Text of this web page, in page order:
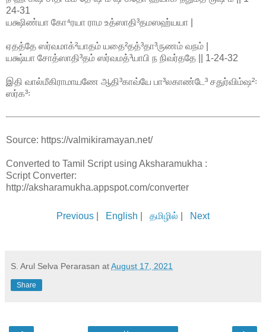
24-31
யக்ஷிண்யா கோ⁴ரயா ராம உத்ஸாதி³தமஸஹ்யயா |
ஏதத்தே ஸர்வமாக்²யாதம் யதை²தத்³தா³ருணம் வநம் |
யக்ஷ்யா சோத்ஸாதி³தம் ஸர்வமத்³யாபி ந நிவர்ததே || 1-24-32
இதி வால்மீகிராமாயணே ஆதி³காவ்யே பா³லகாண்டே³ சதுர்விம்ஷ²꞉
ஸர்க³꞉
Source: https://valmikiramayan.net/
Converted to Tamil Script using Aksharamukha :
Script Converter:
http://aksharamukha.appspot.com/converter
Previous English தமிழில் Next
S. Arul Selva Perarasan atAugust 17, 2021
Share